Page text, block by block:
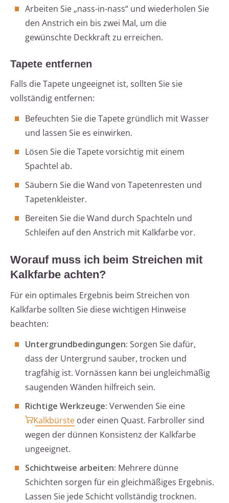
Arbeiten Sie „nass-in-nass“ und wiederholen Sie
den Anstrich ein bis zwei Mal, um die
gewünschte Deckkraft zu erreichen.
Tapete entfernen
Falls die Tapete ungeeignet ist, sollten Sie sie
vollständig entfernen:
Befeuchten Sie die Tapete gründlich mit Wasser
und lassen Sie es einwirken.
Lösen Sie die Tapete vorsichtig mit einem
Spachtel ab.
Säubern Sie die Wand von Tapetenresten und
Tapetenkleister.
Bereiten Sie die Wand durch Spachteln und
Schleifen auf den Anstrich mit Kalkfarbe vor.
Worauf muss ich beim Streichen mit
Kalkfarbe achten?
Für ein optimales Ergebnis beim Streichen von
Kalkfarbe sollten Sie diese wichtigen Hinweise
beachten:
Untergrundbedingungen: Sorgen Sie dafür,
dass der Untergrund sauber, trocken und
tragfähig ist. Vornässen kann bei ungleichmäßig
saugenden Wänden hilfreich sein.
Richtige Werkzeuge: Verwenden Sie eine
Kalkbürste oder einen Quast. Farbroller sind
wegen der dünnen Konsistenz der Kalkfarbe
ungeeignet.
Schichtweise arbeiten: Mehrere dünne
Schichten sorgen für ein gleichmäßiges Ergebnis.
Lassen Sie jede Schicht vollständig trocknen.